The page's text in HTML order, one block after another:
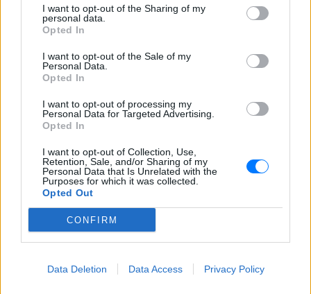
I want to opt-out of the Sharing of my
personal data.
Opted In
I want to opt-out of the Sale of my
Personal Data.
Opted In
I want to opt-out of processing my
Personal Data for Targeted Advertising.
Opted In
I want to opt-out of Collection, Use,
Retention, Sale, and/or Sharing of my
Personal Data that Is Unrelated with the
Purposes for which it was collected.
Opted Out
CONFIRM
Data Deletion Data Access Privacy Policy